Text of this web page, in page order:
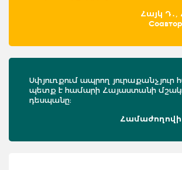
Հայկ
Սփյուռքում ապրող յուրաքանչյուր
պետք է համարի Հայաստանի
դեսպանը։